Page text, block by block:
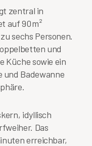
zentral in
auf 90 m²
sechs Personen.
und
Küche sowie ein
und Badewanne
idyllisch
Das
erreichbar,